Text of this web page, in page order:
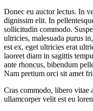
Donec eu auctor lectus. In
dignissim elit. In
sollicitudin commodo.
ultricies, malesuada purus
est ex, eget ultricies erat
laoreet diam in sagittis
ante rhoncus, bibendum
Nam pretium orci sit amet
Cras commodo, libero vitae
ullamcorper velit est eu